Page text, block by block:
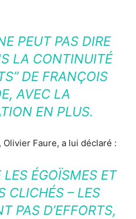
PEUT PAS DIRE
LA CONTINUITÉ
DE FRANÇOIS
AVEC LA
EN PLUS.
Faure, a lui déclaré :
ÉGOÏSMES ET
CLICHÉS – LES
PAS D’EFFORTS,